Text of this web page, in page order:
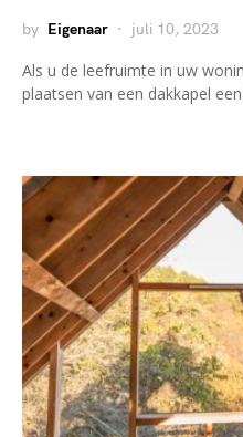
by Eigenaar juli 10, 2023
Als u de leefruimte in uw
plaatsen van een dakkapel